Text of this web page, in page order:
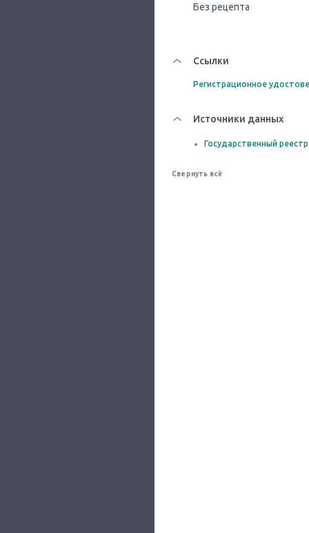
Без рецепта
Ссылки
Регистрационное
Источники данных
Государственный
Свернуть всё